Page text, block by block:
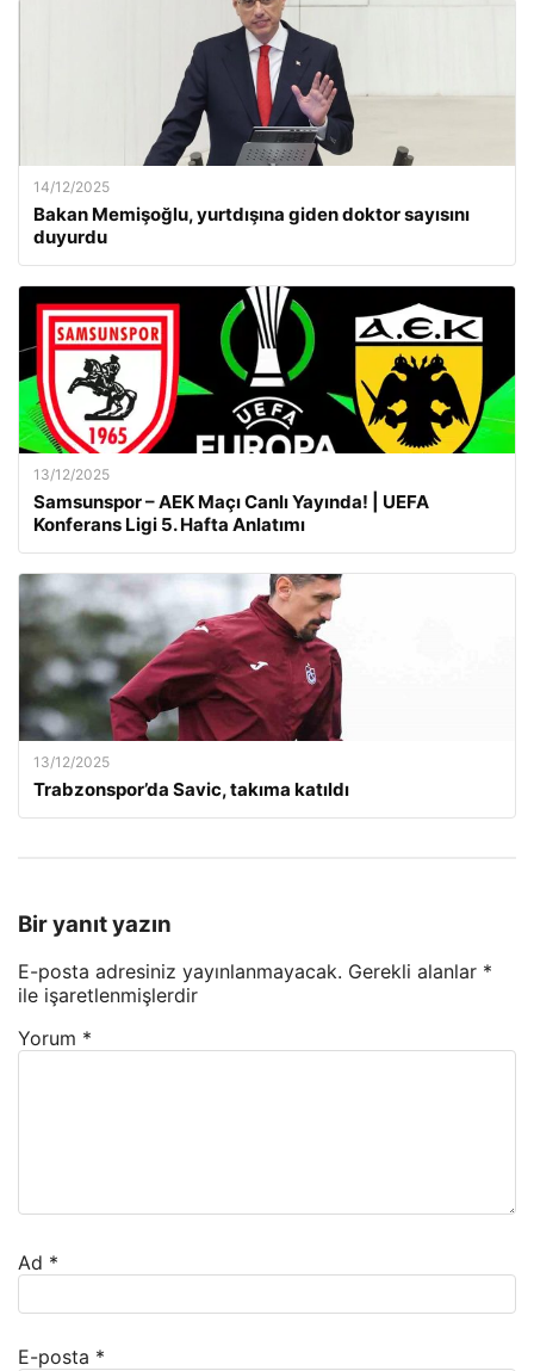
14/12/2025
Bakan Memişoğlu, yurtdışına giden doktor sayısını
duyurdu
13/12/2025
Samsunspor – AEK Maçı Canlı Yayında! | UEFA
Konferans Ligi 5. Hafta Anlatımı
13/12/2025
Trabzonspor’da Savic, takıma katıldı
Bir yanıt yazın
E-posta adresiniz yayınlanmayacak. Gerekli alanlar *
ile işaretlenmişlerdir
Yorum *
Ad *
E-posta *